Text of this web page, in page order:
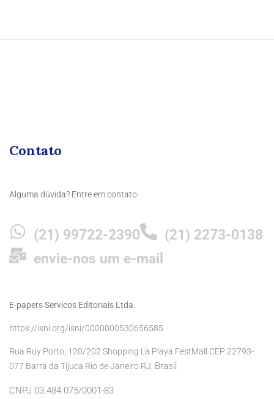
Contato
Alguma dúvida? Entre em contato:
(21) 99722-2390
(21) 2273-0138
envie-nos um e-mail
E-papers Servicos Editoriais Ltda.
https://isni.org/isni/0000000530656585
Rua Ruy Porto, 120/202 Shopping La Playa FestMall CEP 22793-
077 Barra da Tijuca Rio de Janeiro RJ, Brasil
CNPJ 03.484.075/0001-83